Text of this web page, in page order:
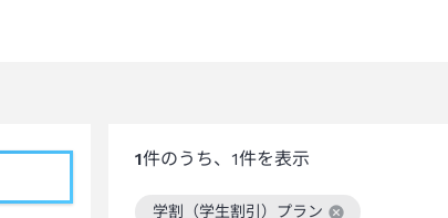
1件のうち、 1件を表示
学割（学生割引）プラン